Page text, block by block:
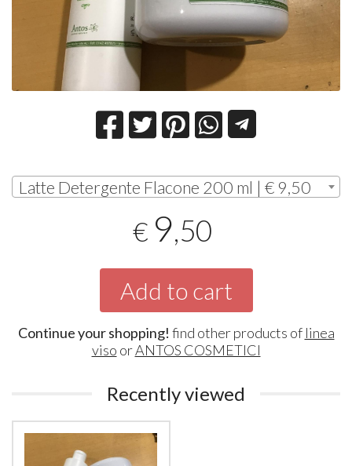
Latte Detergente Flacone 200 ml | € 9,50
€ 9,50
Add to cart
Continue your shopping! find other products of linea
viso orANTOS COSMETICI
Recently viewed